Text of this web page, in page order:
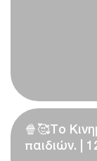
🍿🥰Το
παιδιών. |